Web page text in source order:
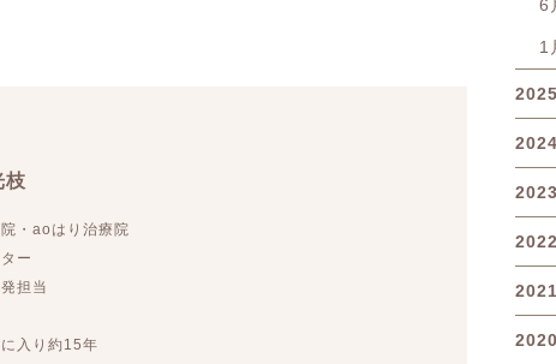
枝
・aoはり治療院
ー
担当
入り約15年
6
1
2025
2024
2023
2022
2021
2020